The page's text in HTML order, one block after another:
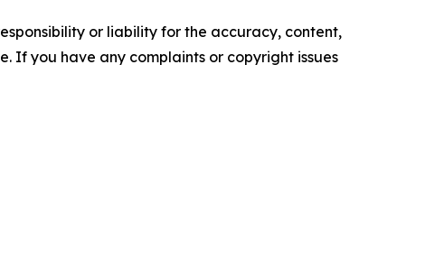
or liability for the accuracy, content,
If you have any complaints or copyright issues